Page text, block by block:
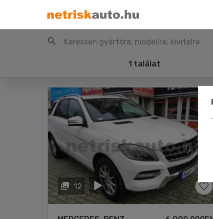
Keressen gyártóra, modellre, kivitelre
1 találat
12